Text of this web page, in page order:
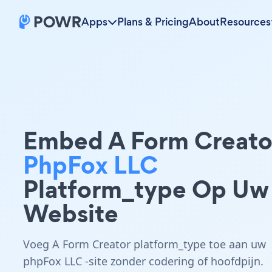
Apps Plans & PricingAboutResources
Embed A Form
PhpFox LLC
Platform_type Op Uw
Website
Voeg A Form Creator platform_type toe aan uw
phpFox LLC -site zonder codering of hoofdpijn.